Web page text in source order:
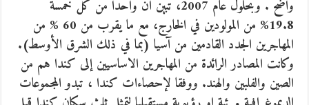
واضح . وبحلول عام 2007، تبين ان واحدا من كل خمسة
19.8% من المولودين في الخارج، مع ما يقرب من 60 % من
المهاجرين الجدد القادمين من آسيا (بما في ذلك الشرق الأوسط).
وكانت المصادر الرائدة من المهاجرين الاساسيين إلى كندا هم من
الصين والفلبين والهند. ووفقا لإحصاءات كندا ، تبدو المجموعات